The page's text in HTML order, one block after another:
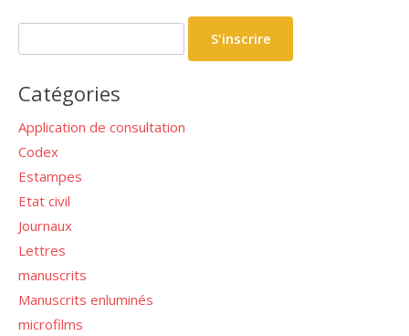
Catégories
Application de consultation
Codex
Estampes
Etat civil
Journaux
Lettres
manuscrits
Manuscrits enluminés
microfilms